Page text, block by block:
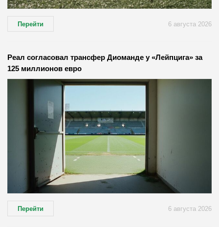
Перейти 6 августа 2026
Реал согласовал трансфер Диоманде у «Лейпцига» за
125 миллионов евро
Перейти 6 августа 2026